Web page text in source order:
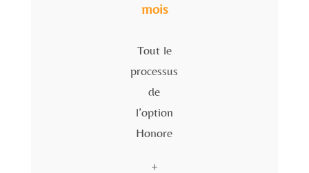
mois
Tout le
processus
de
l’option
Honore
+